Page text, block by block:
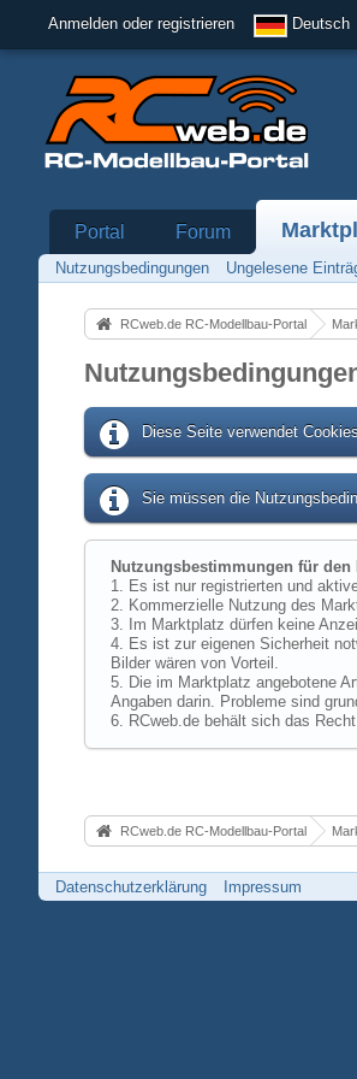
Anmelden oder registrieren Deutsch
Portal Forum
Nutzungsbedingungen Ungelesene
RCweb.de RC-Modellbau-Portal
Diese Seite verwendet
Sie müssen die
Nutzungsbestimmungen für den
1. Es ist nur registrierten und
2. Kommerzielle Nutzung des
3. Im Marktplatz dürfen keine
4. Es ist zur eigenen Sicherheit
Bilder wären von Vorteil.
5. Die im Marktplatz angebotene
Angaben darin. Probleme sind
6. RCweb.de behält sich das
RCweb.de RC-Modellbau-Portal
Datenschutzerklärung Impressum